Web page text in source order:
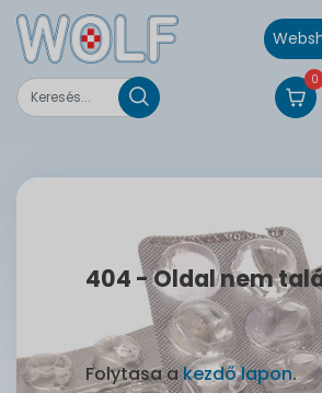
0
404 - Oldal nem
Folytasa akezdő lapon.